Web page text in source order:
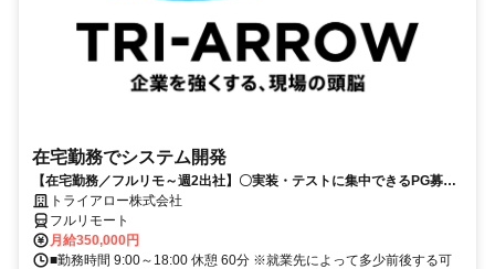
在宅勤務でシステム開発
【在宅勤務／フルリモ～週2出社】〇実装・テストに集中できるPG募集
〇業務用端末貸与あり
トライアロー株式会社
フルリモート
月給350,000円
■勤務時間 9:00～18:00 休憩 60分 ※就業先によって多少前後する可